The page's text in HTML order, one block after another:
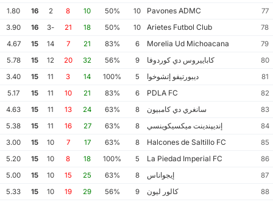
77
10
50%
10
8
2
16
1.80
78
10
50%
18
21
-3
16
3.90
79
6
83%
21
7
14
15
4.67
80
كاباييروس دي كوردوفا 9
56%
32
20
12
15
5.78
81
ديبورتيفو إتشوخوا 5
100%
14
3
11
15
3.40
82
6
83%
21
10
11
15
5.17
83
سانغري دي كامبيون 8
63%
24
13
11
15
4.63
84
إنديپندينت ميكسيكوينسي 8
63%
27
16
11
15
5.38
85
8
63%
17
7
10
15
3.00
86
5
100%
18
8
10
15
5.20
87
إيجواناس 8
63%
25
15
10
15
5.00
88
كالور ليون 9
56%
29
19
10
15
5.33